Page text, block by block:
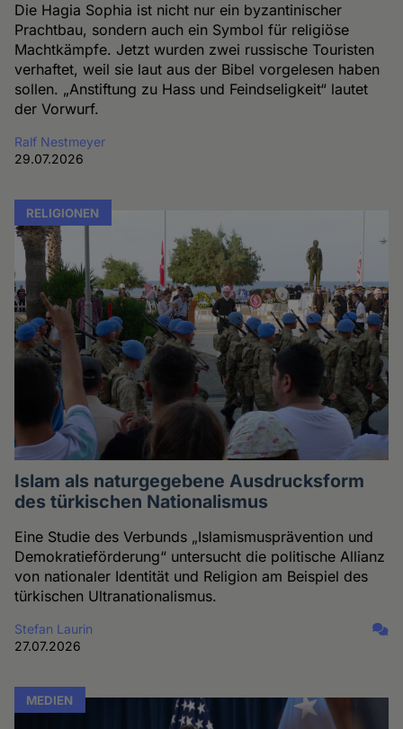
Die Hagia Sophia ist nicht nur ein byzantinischer
Prachtbau, sondern auch ein Symbol für religiöse
Machtkämpfe. Jetzt wurden zwei russische Touristen
verhaftet, weil sie laut aus der Bibel vorgelesen haben
sollen. „Anstiftung zu Hass und Feindseligkeit“ lautet
der Vorwurf.
Ralf Nestmeyer
29.07.2026
RELIGIONEN
Islam als naturgegebene Ausdrucksform
des türkischen Nationalismus
Eine Studie des Verbunds „Islamismusprävention und
Demokratieförderung“ untersucht die politische Allianz
von nationaler Identität und Religion am Beispiel des
türkischen Ultranationalismus.
Stefan Laurin
27.07.2026
MEDIEN